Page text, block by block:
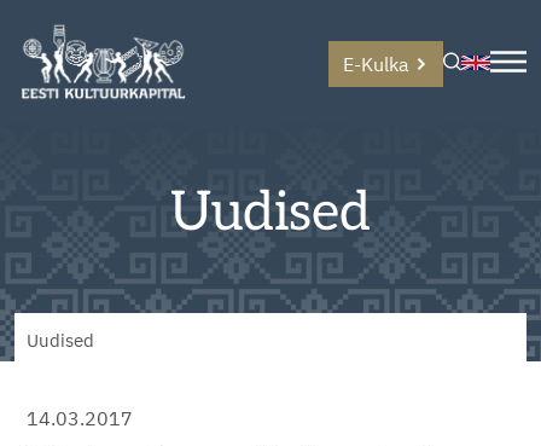
E-Kulka
Uudised
Uudised
14.03.2017